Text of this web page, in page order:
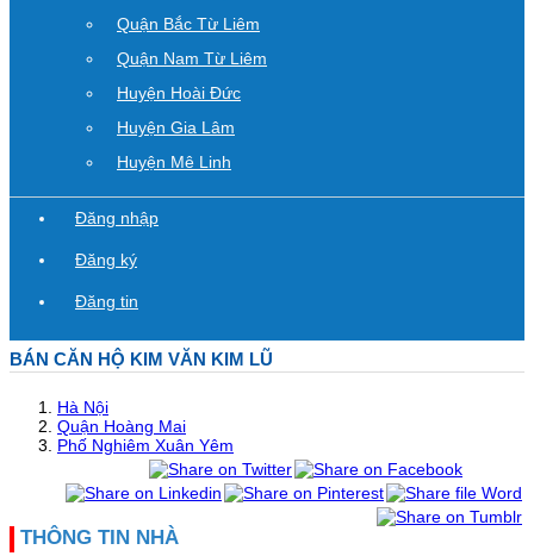
Quận Bắc Từ Liêm
Quận Nam Từ Liêm
Huyện Hoài Đức
Huyện Gia Lâm
Huyện Mê Linh
Đăng nhập
Đăng ký
Đăng tin
BÁN CĂN HỘ KIM VĂN KIM LŨ
Hà Nội
Quận Hoàng Mai
Phố Nghiêm Xuân Yêm
THÔNG TIN NHÀ